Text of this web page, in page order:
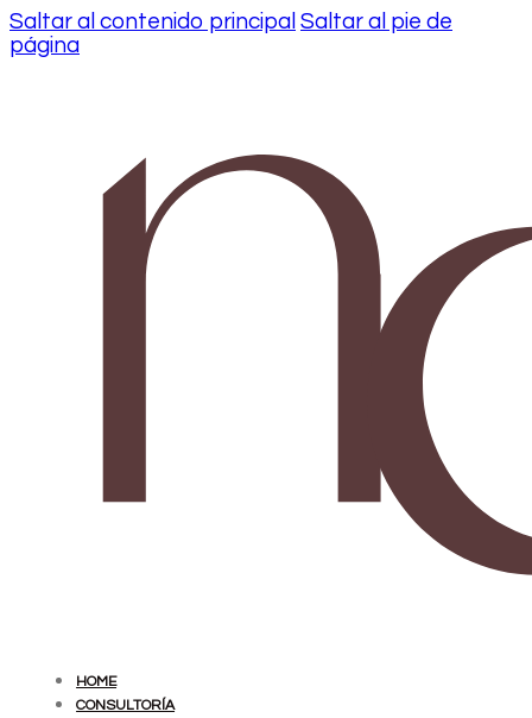
Saltar al contenido principal Saltar al pie de
página
HOME
CONSULTORÍA